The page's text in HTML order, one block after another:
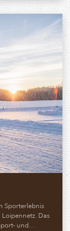
Sporterlebnis
Das
und…